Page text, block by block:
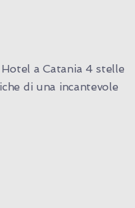
a Catania 4 stelle
di una incantevole